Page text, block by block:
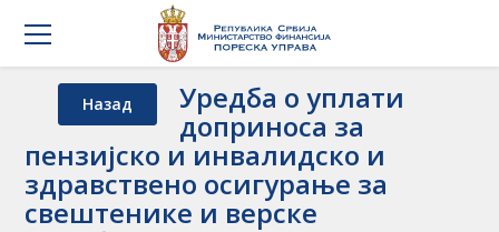
Назад Уредба о уплати
доприноса за
пензијско и инвалидско и
здравствено осигурање за
свештенике и верске